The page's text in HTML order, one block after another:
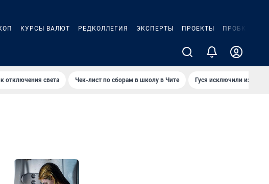
КУРСЫ ВАЛЮТ РЕДКОЛЛЕГИЯ ЭКСПЕРТЫ ПРОЕКТЫ ПРОБКИ
отключения света Чек-лист по сборам в школу в Чите Гуся исключили из